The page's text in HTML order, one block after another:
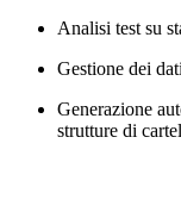
Analisi test su
Gestione dei
Generazione
strutture di